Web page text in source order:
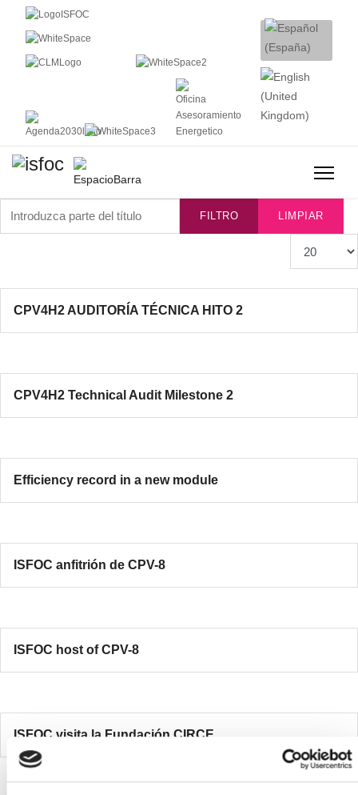
FILTRO LIMPIAR
CPV4H2 AUDITORÍA TÉCNICA HITO 2
CPV4H2 Technical Audit Milestone 2
Efficiency record in a new module
ISFOC anfitrión de CPV-8
ISFOC host of CPV-8
ISFOC visita la Fundación CIRCE